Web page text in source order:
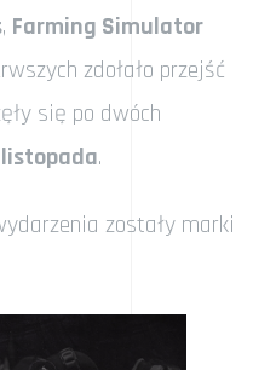
, Farming Simulator
zdołało przejść
się po dwóch
.
zostały marki